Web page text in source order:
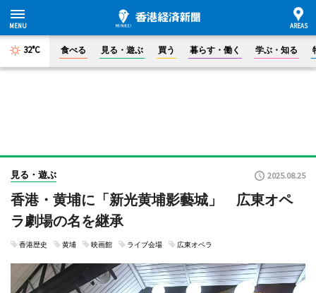
32°C 食べる 見る・遊ぶ 買う 暮らす・働く 学ぶ・知る
見る・遊ぶ 2025.08.25
香港・黄埔に「新光黄埔影藝城」 広東オペ
ラ劇場の名を継承
香港歴史 黄埔 映画館 ライブ会場 広東オペラ